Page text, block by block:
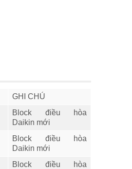
GHI CHÚ
Block điều hòa
Daikin mới
Block điều hòa
Daikin mới
Block điều hòa